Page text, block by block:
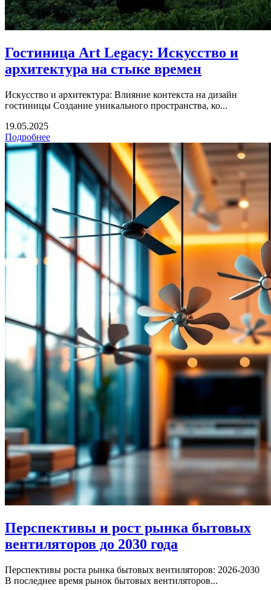
Гостиница Art Legacy: Искусство и
архитектура на стыке времен
Искусство и архитектура: Влияние контекста на дизайн
гостиницы Создание уникального пространства, ко...
19.05.2025
Подробнее
Перспективы и рост рынка бытовых
вентиляторов до 2030 года
Перспективы роста рынка бытовых вентиляторов: 2026-2030
В последнее время рынок бытовых вентиляторов...